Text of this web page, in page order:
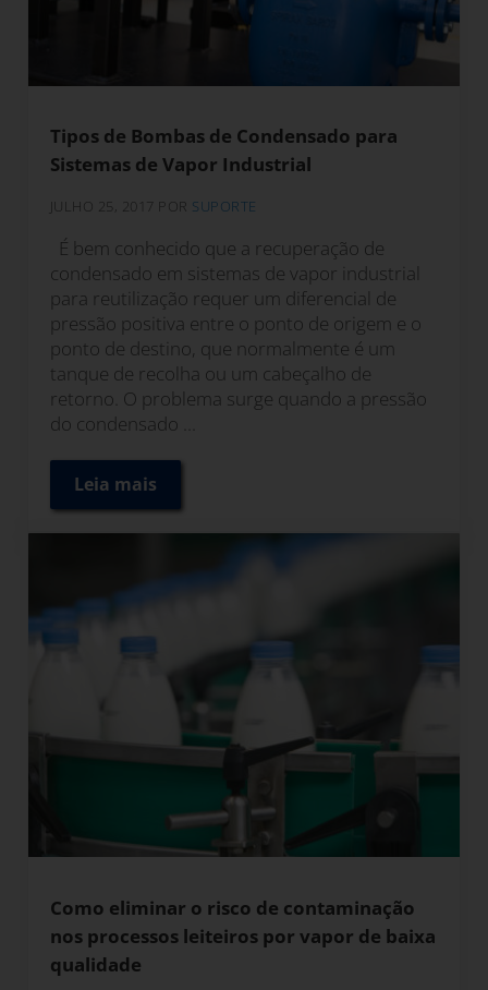
Tipos de Bombas de Condensado para
Sistemas de Vapor Industrial
JULHO 25, 2017 POR SUPORTE
É bem conhecido que a recuperação de
condensado em sistemas de vapor industrial
para reutilização requer um diferencial de
pressão positiva entre o ponto de origem e o
ponto de destino, que normalmente é um
tanque de recolha ou um cabeçalho de
retorno. O problema surge quando a pressão
do condensado ...
Leia maisTipos de Bombas de Condensado para
Como eliminar o risco de contaminação
nos processos leiteiros por vapor de baixa
qualidade